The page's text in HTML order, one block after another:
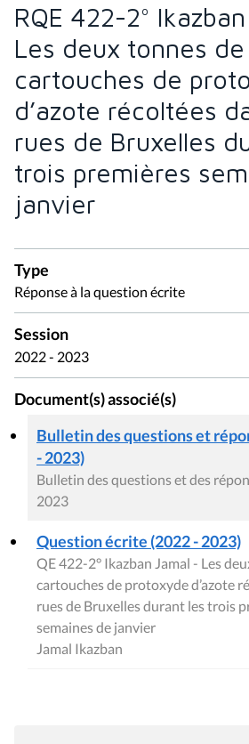
RQE 422-2°
Les deux tonnes de
cartouches de
d’azote récoltées
rues de Bruxelles
trois premières
janvier
Type
Réponse à la question écrite
Session
2022 - 2023
Document(s) associé(s)
Bulletin des questions et
- 2023)
Bulletin des questions et des
2023
Question écrite (2022 - 2023)
QE 422-2° Ikazban Jamal - Les
cartouches de protoxyde d’azote
rues de Bruxelles durant les trois
semaines de janvier
Jamal Ikazban